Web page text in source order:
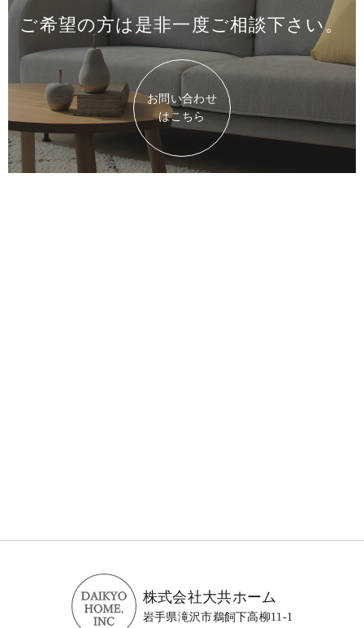
ご希望の方は是非一度ご相談下さい。
お問い合わせ
はこちら
株式会社大共ホーム
岩手県滝沢市鵜飼下高柳11-1